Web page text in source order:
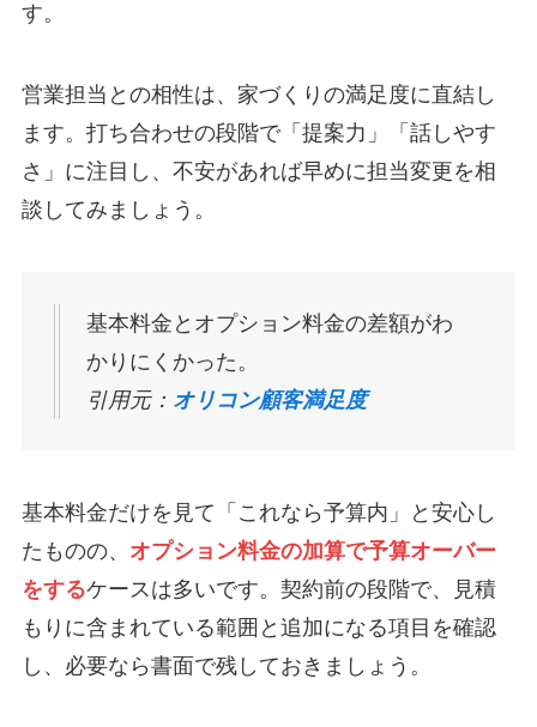
す。
営業担当との相性は、家づくりの満足度に直結し
ます。打ち合わせの段階で「提案力」「話しやす
さ」に注目し、不安があれば早めに担当変更を相
談してみましょう。
基本料金とオプション料金の差額がわ
かりにくかった。
引用元： オリコン顧客満足度
基本料金だけを見て「これなら予算内」と安心し
たものの、 オプション料金の加算で予算オーバー
をするケースは多いです。契約前の段階で、見積
もりに含まれている範囲と追加になる項目を確認
し、必要なら書面で残しておきましょう。